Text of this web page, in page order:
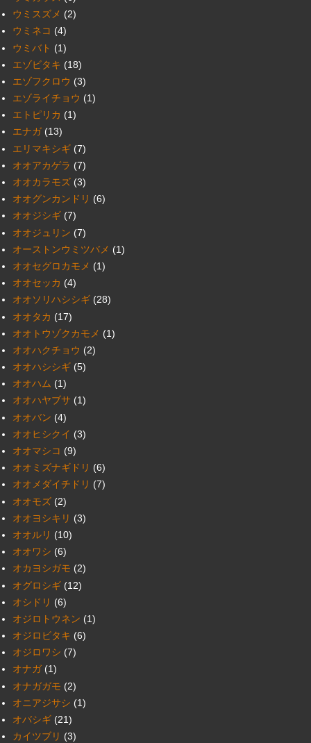
ウミスズメ (2)
ウミネコ (4)
ウミバト (1)
エゾビタキ (18)
エゾフクロウ (3)
エゾライチョウ (1)
エトピリカ (1)
エナガ (13)
エリマキシギ (7)
オオアカゲラ (7)
オオカラモズ (3)
オオグンカンドリ (6)
オオジシギ (7)
オオジュリン (7)
オーストンウミツバメ (1)
オオセグロカモメ (1)
オオセッカ (4)
オオソリハシシギ (28)
オオタカ (17)
オオトウゾクカモメ (1)
オオハクチョウ (2)
オオハシシギ (5)
オオハム (1)
オオハヤブサ (1)
オオバン (4)
オオヒシクイ (3)
オオマシコ (9)
オオミズナギドリ (6)
オオメダイチドリ (7)
オオモズ (2)
オオヨシキリ (3)
オオルリ (10)
オオワシ (6)
オカヨシガモ (2)
オグロシギ (12)
オシドリ (6)
オジロトウネン (1)
オジロビタキ (6)
オジロワシ (7)
オナガ (1)
オナガガモ (2)
オニアジサシ (1)
オバシギ (21)
カイツブリ (3)